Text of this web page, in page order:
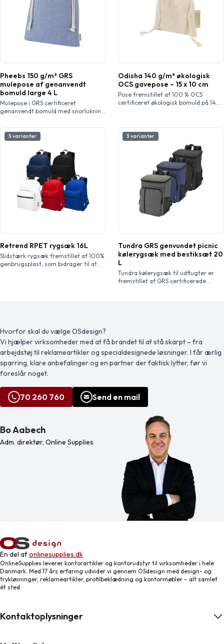
Pheebs 150 g/m² GRS
mulepose af genanvendt
bomuld large 4 L
Mulepose i GRS certificeret
genanvendt bomuld med snorlukning
opbevaring af genstande. Størrelse:
30 x 42 cm. Da produktet er
fremstillet af genvundet bomuld, kan
der forekomme farvevariationer. Det
er med til at give produktet en mere
autentisk karakter.
Odisha 140 g/m² økologisk
OCS gavepose – 15 x 10 cm
Pose fremstillet af 100 % OCS
certificeret økologisk bomuld på 140
opbevaring af genstande. Størrelse:
15 x 10 cm.
3 varianter
Retrend RPET rygsæk 16L
Slidstærk rygsæk fremstillet af 100%
genbrugsplast, som bidrager til at
pose.
3 varianter
Tundra GRS genvundet picnic
kølerygsæk med bestiksæt 20
L
Tundra kølerygsæk til udflugter er
fremstillet af GRS certificerede
PEVA foring, holder mad og
drikkevarer nedkølede i timevis. For
ekstra bekvemmelighed har den to
sidelommer i mesh, en lynlåslomme
Hvorfor skal du vælge OSdesign?
Vi hjælper virksomheder med at få brandet til at stå skarpt – fra
arbejdstøj til reklameartikler og specialdesignede løsninger. I får ærlig
sparring, klare anbefalinger og en partner der faktisk lytter, før vi
foreslår noget.
70 260 760 Send en mail
Bo Aabech
Adm. direktør, Online Supplies
En del afonlinesupplies.dk
OnlineSupplies leverer kontorartikler og kontorudstyr til virksomheder i hele
Danmark. Med 17 års erfaring udvider vi gennem OSdesign med design- og
trykløsninger, reklameartikler, profilbeklædning og kontormøbler – alt samlet
ét sted.
Kontaktoplysninger